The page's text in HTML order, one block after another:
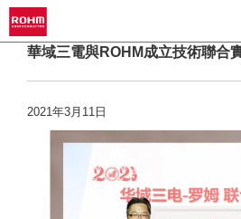
華域三電與ROHM成立技術聯合
2021年3月11日